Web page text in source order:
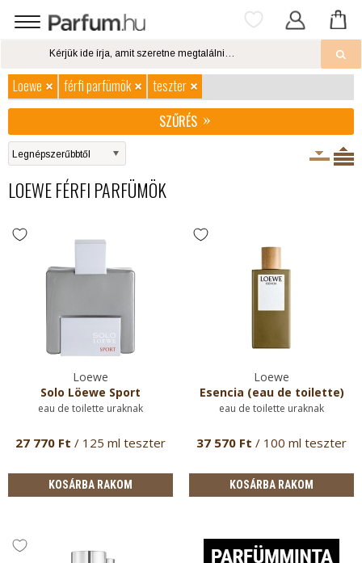
Loewe férfi parfümök
teszter
SZŰRÉS
LOEWE FÉRFI PARFÜMÖK
Loewe
Solo Löewe Sport
eau de toilette uraknak
27 770 Ft / 125 ml teszter
KOSÁRBA RAKOM
Loewe
Esencia (eau de toilette)
eau de toilette uraknak
37 570 Ft / 100 ml teszter
KOSÁRBA RAKOM